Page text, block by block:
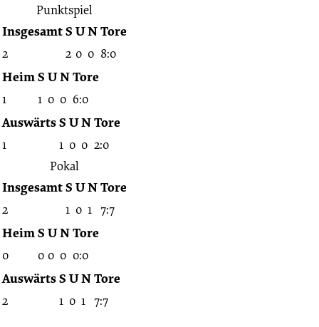
Punktspiel
InsgesamtS UNTore
2 2 0 0 8:0
HeimS UNTore
1 1 0 0 6:0
AuswärtsS UNTore
1 1 0 0 2:0
Pokal
InsgesamtS UNTore
2 1 0 1 7:7
HeimS UNTore
0 0 0 0 0:0
AuswärtsS UNTore
2 1 0 1 7:7